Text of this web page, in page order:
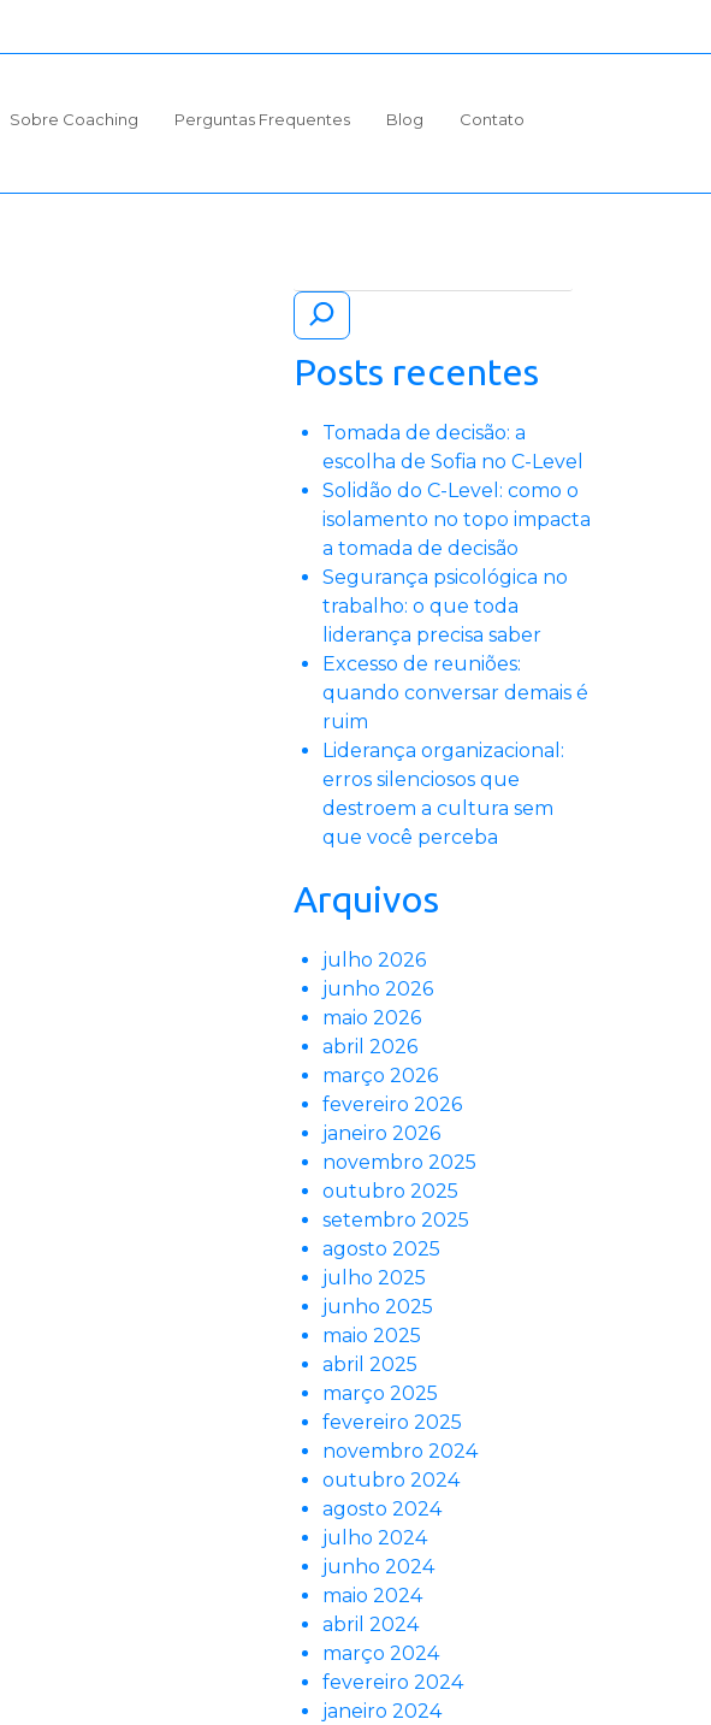
Sobre Coaching Perguntas Frequentes Blog Contato
Posts recentes
Tomada de decisão: a
escolha de Sofia no C-Level
Solidão do C-Level: como o
isolamento no topo impacta
a tomada de decisão
Segurança psicológica no
trabalho: o que toda
liderança precisa saber
Excesso de reuniões:
quando conversar demais é
ruim
Liderança organizacional:
erros silenciosos que
destroem a cultura sem
que você perceba
Arquivos
julho 2026
junho 2026
maio 2026
abril 2026
março 2026
fevereiro 2026
janeiro 2026
novembro 2025
outubro 2025
setembro 2025
agosto 2025
julho 2025
junho 2025
maio 2025
abril 2025
março 2025
fevereiro 2025
novembro 2024
outubro 2024
agosto 2024
julho 2024
junho 2024
maio 2024
abril 2024
março 2024
fevereiro 2024
janeiro 2024